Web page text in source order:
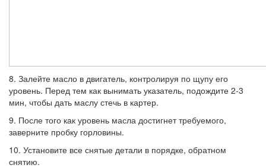
8. Залейте масло в двигатель, контроли­руя по щупу его
уровень. Перед тем как вы­нимать указатель, подождите 2-3
мин, что­бы дать маслу стечь в картер.
9. После того как уровень масла достигнет требуемого,
заверните пробку горловины.
10. Установите все снятые детали в по­рядке, обратном
снятию.